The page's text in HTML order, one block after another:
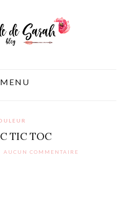
MENU
TIC TOC
AUCUN COMMENTAIRE